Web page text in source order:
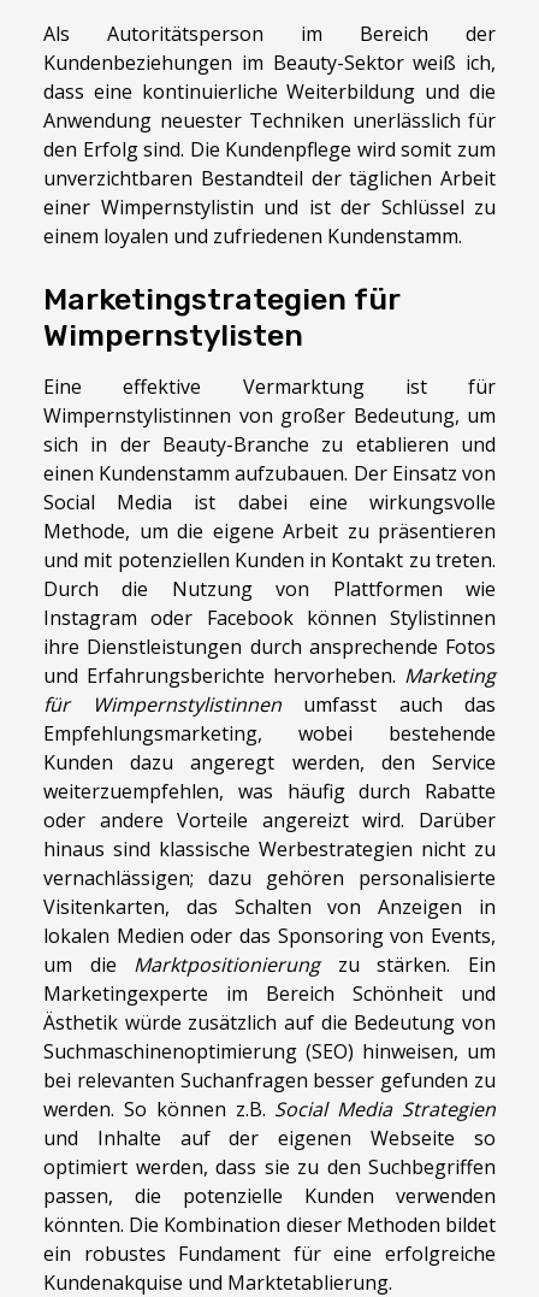
Als Autoritätsperson im Bereich der
Kundenbeziehungen im Beauty-Sektor weiß ich,
dass eine kontinuierliche Weiterbildung und die
Anwendung neuester Techniken unerlässlich für
den Erfolg sind. Die Kundenpflege wird somit zum
unverzichtbaren Bestandteil der täglichen Arbeit
einer Wimpernstylistin und ist der Schlüssel zu
einem loyalen und zufriedenen Kundenstamm.
Marketingstrategien für
Wimpernstylisten
Eine effektive Vermarktung ist für
Wimpernstylistinnen von großer Bedeutung, um
sich in der Beauty-Branche zu etablieren und
einen Kundenstamm aufzubauen. Der Einsatz von
Social Media ist dabei eine wirkungsvolle
Methode, um die eigene Arbeit zu präsentieren
und mit potenziellen Kunden in Kontakt zu treten.
Durch die Nutzung von Plattformen wie
Instagram oder Facebook können Stylistinnen
ihre Dienstleistungen durch ansprechende Fotos
und Erfahrungsberichte hervorheben. Marketing
für Wimpernstylistinnenumfasst auch das
Empfehlungsmarketing, wobei bestehende
Kunden dazu angeregt werden, den Service
weiterzuempfehlen, was häufig durch Rabatte
oder andere Vorteile angereizt wird. Darüber
hinaus sind klassische Werbestrategien nicht zu
vernachlässigen; dazu gehören personalisierte
Visitenkarten, das Schalten von Anzeigen in
lokalen Medien oder das Sponsoring von Events,
um die Marktpositionierungzu stärken. Ein
Marketingexperte im Bereich Schönheit und
Ästhetik würde zusätzlich auf die Bedeutung von
Suchmaschinenoptimierung (SEO) hinweisen, um
bei relevanten Suchanfragen besser gefunden zu
werden. So können z.B. Social Media Strategien
und Inhalte auf der eigenen Webseite so
optimiert werden, dass sie zu den Suchbegriffen
passen, die potenzielle Kunden verwenden
könnten. Die Kombination dieser Methoden bildet
ein robustes Fundament für eine erfolgreiche
Kundenakquise und Marktetablierung.